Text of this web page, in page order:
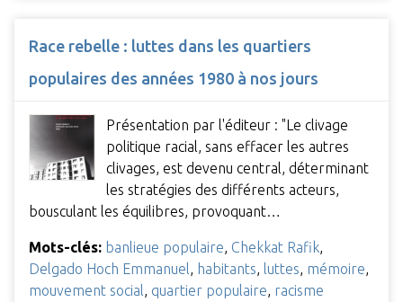
Race rebelle : luttes dans les quartiers
populaires des années 1980 à nos jours
Présentation par l'éditeur : "Le clivage
politique racial, sans effacer les autres
clivages, est devenu central, déterminant
les stratégies des différents acteurs,
bousculant les équilibres, provoquant…
Mots-clés: banlieue populaire Chekkat Rafik
Delgado Hoch Emmanuel
habitants luttes mémoire
mouvement social
quartier populaire racisme